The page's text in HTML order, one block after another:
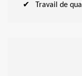
Travail de